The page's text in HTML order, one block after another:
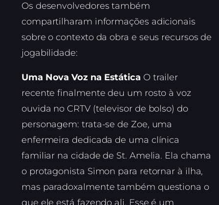
Os desenvolvedores também
compartilharam informações adicionais
sobre o contexto da obra e seus recursos de
jogabilidade:
Uma Nova Voz na Estática O trailer
recente finalmente deu um rosto à voz
ouvida no CRTV (televisor de bolso) do
personagem: trata-se de Zoe, uma
enfermeira dedicada de uma clínica
familiar na cidade de St. Amelia. Ela chama
o protagonista Simon para retornar à ilha,
mas paradoxalmente também questiona o
que ele está fazendo ali. Esse é um